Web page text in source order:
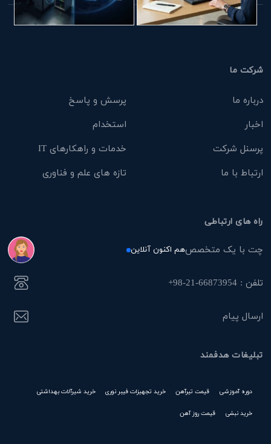
شرکت ما
درباره ما
پرسش و پاسخ
اخبار
استخدام
پرسنل شرکت
خدمات و راهکارهای IT
ارتباط با ما
تازه های علم و فناوری
راه های ارتباطی
چت با یک متخصصهم اکنون آنلاین
تلفن : 66873954-21-98+
ارسال پیام
تبلیغات هدفمند
دوره آموزشی قیمت تیرآهن خرید تجهیزات فیبر نوری خرید شیرآلات بهداشتی
خرید نبشی قیمت روز آهن